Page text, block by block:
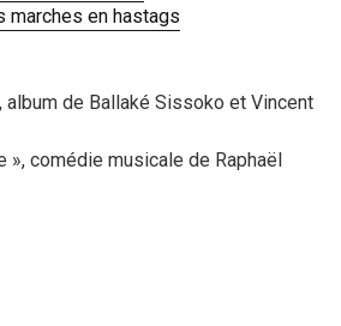
marches en hastags
album de Ballaké Sissoko et Vincent
», comédie musicale de Raphaël